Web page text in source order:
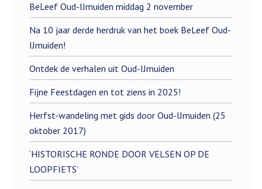
BeLeef Oud-IJmuiden middag 2 november
Na 10 jaar derde herdruk van het boek BeLeef Oud-
IJmuiden!
Ontdek de verhalen uit Oud-IJmuiden
Fijne Feestdagen en tot ziens in 2025!
Herfst-wandeling met gids door Oud-IJmuiden (25
oktober 2017)
‘HISTORISCHE RONDE DOOR VELSEN OP DE
LOOPFIETS’